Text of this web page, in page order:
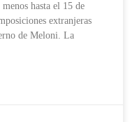
hasta el 15 de
extranjeras
de Meloni. La